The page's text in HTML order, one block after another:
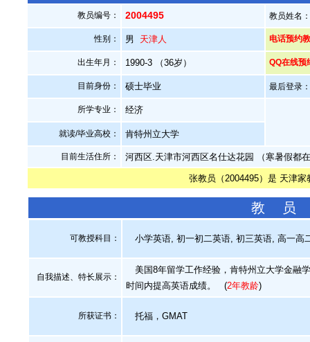
教员编号： 2004495 教员姓名
性别： 男 天津人 电话预约
出生年月： 1990-3 （36岁） QQ在线预
目前身份： 硕士毕业 最后登录
所学专业： 经济
就读/毕业高校： 肯特州立大学
目前生活住所： 河西区.天津市河西区名仕达花园 （寒暑假都
张教员（2004495）是 天津家
教 员
可教授科目： 小学英语, 初一初二英语, 初三英语, 高一高
自我描述、特长展示 ：
美国8年留学工作经验，肯特州立大学金融
时间内提高英语成绩。
(2年教龄)
所获证书 ： 托福，GMAT